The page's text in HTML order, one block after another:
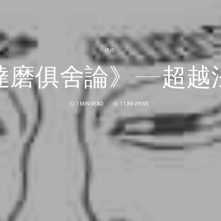
佛經
磨俱舍論》—超越
1 MIN READ 11.8K VIEWS